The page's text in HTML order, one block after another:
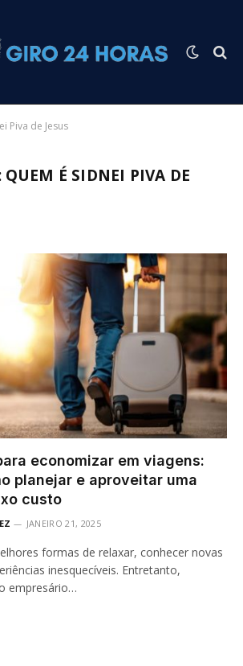
Piva de Jesus
QUEM É SIDNEI PIVA DE
economizar em viagens:
planejar e aproveitar uma
custo
JANEIRO 21, 2025
formas de relaxar, conhecer novas
inesquecíveis. Entretanto,
empresário…